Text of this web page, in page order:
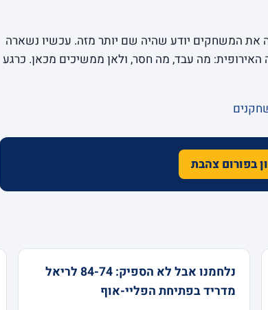
שראה את המשחקים יודע שהיה שם יותר מזה. עכשיו נשארה
האירופית: מה עבד, מה חסר, ולאן ממשיכים מכאן. כרגע
בפורום צהבת
נלחמנו אבל לא הספיק: 84-74 לריאל
מדריד בפתיחת הפליי-אוף